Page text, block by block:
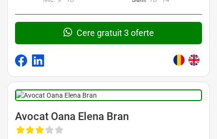
Cere gratuit 3 oferte
Avocat Oana Elena Bran